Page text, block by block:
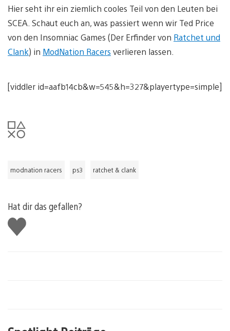
Hier seht ihr ein ziemlich cooles Teil von den Leuten bei
SCEA. Schaut euch an, was passiert wenn wir Ted Price
von den Insomniac Games (Der Erfinder von Ratchet und
Clank) in ModNation Racers verlieren lassen.
[viddler id=aafb14cb&w=545&h=327&playertype=simple]
modnation racers ps3 ratchet & clank
Hat dir das gefallen?
Gefällt
mir